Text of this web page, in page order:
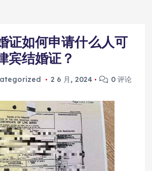
证如何申请什么人可
宾结婚证？
2 6 月, 2024 0 评论